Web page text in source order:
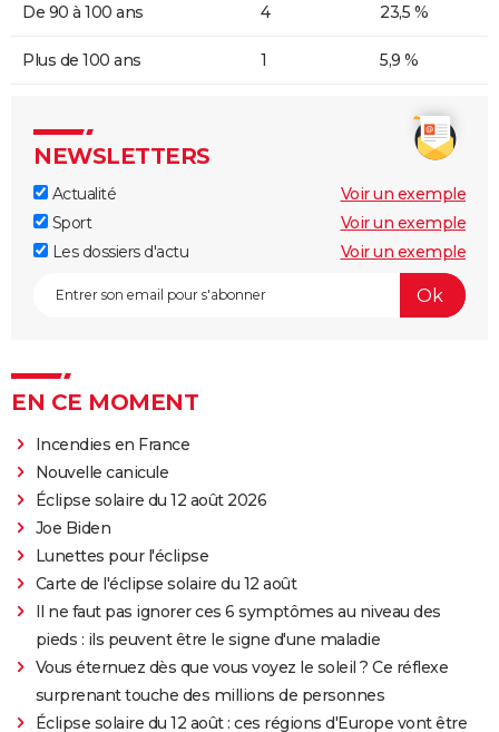
De 90 à 100 ans 4 23,5 %
Plus de 100 ans 1 5,9 %
NEWSLETTERS
Actualité
Voir un exemple
Sport
Voir un exemple
Les dossiers d'actu
Voir un exemple
EN CE MOMENT
Incendies en France
Nouvelle canicule
Éclipse solaire du 12 août 2026
Joe Biden
Lunettes pour l'éclipse
Carte de l'éclipse solaire du 12 août
Il ne faut pas ignorer ces 6 symptômes au niveau des
pieds : ils peuvent être le signe d'une maladie
Vous éternuez dès que vous voyez le soleil ? Ce réflexe
surprenant touche des millions de personnes
Éclipse solaire du 12 août : ces régions d'Europe vont être